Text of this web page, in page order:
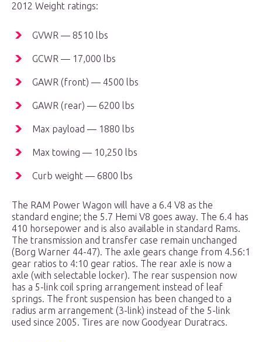
2012 Weight ratings:
GVWR — 8510 lbs
GCWR — 17,000 lbs
GAWR (front) — 4500 lbs
GAWR (rear) — 6200 lbs
Max payload — 1880 lbs
Max towing — 10,250 lbs
Curb weight — 6800 lbs
The RAM Power Wagon will have a 6.4 V8 as the
standard engine; the 5.7 Hemi V8 goes away. The 6.4 has
410 horsepower and is also available in standard Rams.
The transmission and transfer case remain unchanged
(Borg Warner 44-47). The axle gears change from 4.56:1
gear ratios to 4:10 gear ratios. The rear axle is now a
axle (with selectable locker). The rear suspension now
has a 5-link coil spring arrangement instead of leaf
springs. The front suspension has been changed to a
radius arm arrangement (3-link) instead of the 5-link
used since 2005. Tires are now Goodyear Duratracs.